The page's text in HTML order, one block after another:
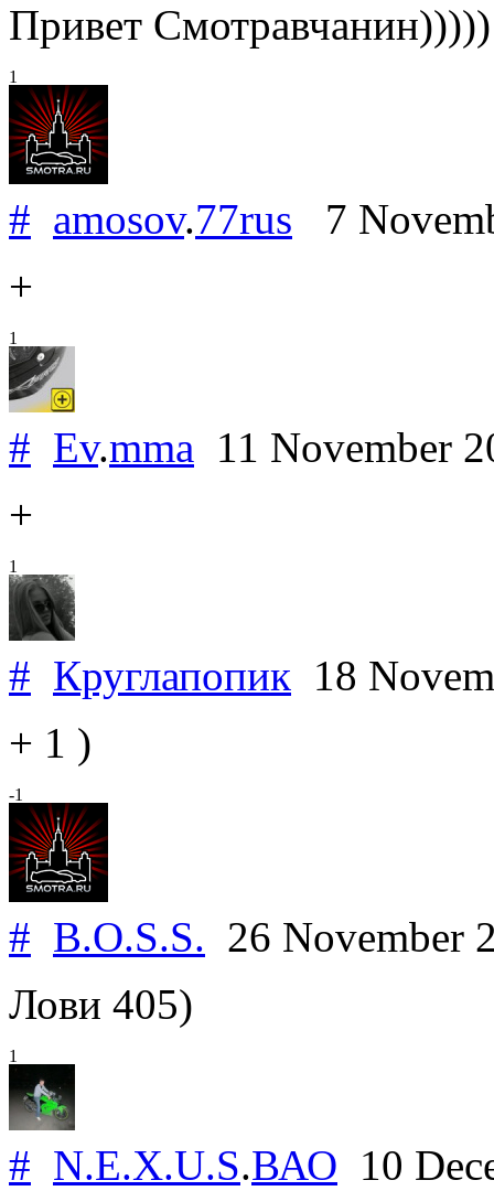
Привет Смотравчанин)))))
1
# amosov.77rus 7
+
1
# Ev.mma 11 November
+
1
# Круглапопик 18
+ 1 )
-1
# B.O.S.S. 26 November
Лови 405)
1
# N.E.X.U.S.ВАО 10